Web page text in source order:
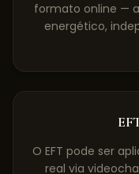
formato online —
energético,
O EFT pode ser
real via